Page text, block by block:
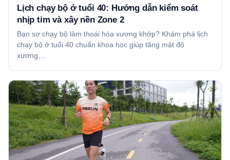
Lịch chạy bộ ở tuổi 40: Hướng dẫn kiểm soát
nhịp tim và xây nền Zone 2
Bạn sợ chạy bộ làm thoái hóa xương khớp? Khám phá lịch
chạy bộ ở tuổi 40 chuẩn khoa học giúp tăng mật độ
xương…